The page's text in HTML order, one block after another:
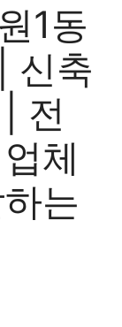
1동
신축
전
체
는